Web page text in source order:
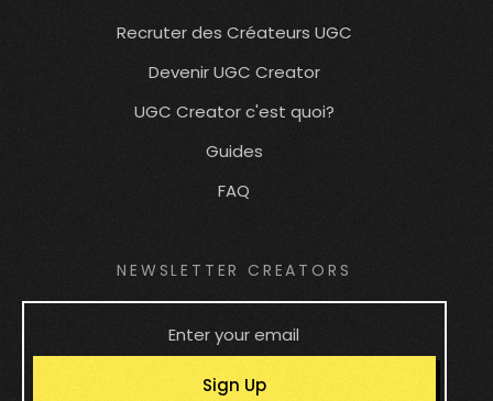
Recruter des Créateurs UGC
Devenir UGC Creator
UGC Creator c'est quoi?
Guides
FAQ
NEWSLETTER CREATORS
Sign Up